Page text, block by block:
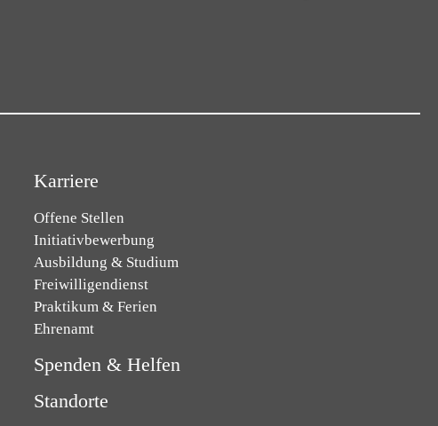
Karriere
Offene Stellen
Initiativbewerbung
Ausbildung & Studium
Freiwilligendienst
Praktikum & Ferien
Ehrenamt
Spenden & Helfen
Standorte